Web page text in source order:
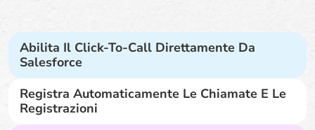
Abilita Il Click-To-Call Direttamente Da
Salesforce
Registra Automaticamente Le Chiamate E Le
Registrazioni